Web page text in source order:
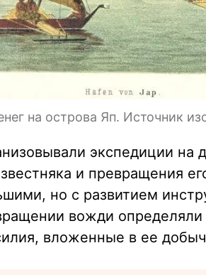
на острова Яп. Источник
экспедиции на
и превращения
но с развитием
вожди
вложенные в ее